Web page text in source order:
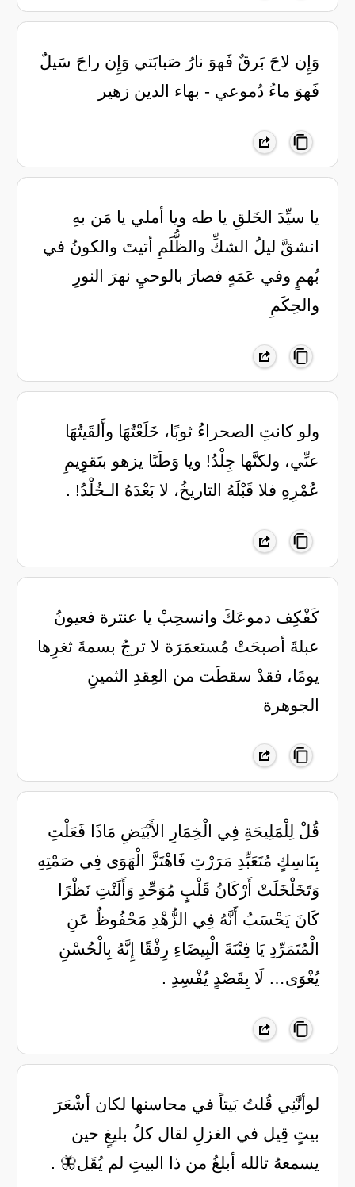
وَإِن لاحَ بَرقٌ فَهوَ نارُ صَبابَتي وَإِن راحَ سَيلٌ
فَهوَ ماءُ دُموعي - بهاء الدين زهير
يا سيِّدَ الخَلقِ يا طه ويا أملي يا مَن بهِ
انشقَّ ليلُ الشكِّ والظُّلَمِ أتيتَ والكونُ في
بُهمٍ وفي عَمَهٍ فصارَ بالوحيِ نهرَ النورِ
والحِكَمِ
ولو كانتِ الصحراءُ ثوبًا، خَلَعْتُهَا ‏وأَلقَيتُهَا
عنِّي، ولكنَّها جِلْدُ! ‏ويا وَطَنًا يزهو بتَقوِيمِ
عُمْرِهِ ‏فلا قَبْلَهُ التاريخُ، لا بَعْدَهُ الـخُلْدُ! .
‏كَفْكِف دموعَكَ وانسحِبْ يا عنترة ‏فعيونُ
عبلةَ أصبحَتْ مُستعمَرَة ‏لا ترجُ بسمةَ ثغرِها
يومًا، فقدْ ‏سقطَت من العِقدِ الثمينِ
الجوهرة
قُلْ لِلْمَلِيحَةِ فِي الْخِمَارِ الأَبْيَضِ مَاذَا فَعَلْتِ
بِنَاسِكٍ مُتَعَبِّدِ مَرَرْتِ فَاهْتَزَّ الْهَوَى فِي صَمْتِهِ
وَتَخَلْخَلَتْ أَرْكَانُ قَلْبٍ مُوَحِّدِ وَأَلَنْتِ نَظْرًا
كَانَ يَحْسَبُ أَنَّهُ فِي الزُّهْدِ مَحْفُوظٌ عَنِ
الْمُتَمَرِّدِ يَا فِتْنَةَ الْبِيضَاءِ رِفْقًا إِنَّهُ بِالْحُسْنِ
يُغْوَى… لَا بِقَصْدٍ يُفْسِدِ .
لوأنَّنِي قُلتُ بَيتاً في محاسنها لكان أشْعَرَ
بيتٍ قِيل في الغزلِ لقال كلُ بليغٍ حين
يسمعهُ تالله أبلغُ من ذا البيتِ لم يُقَل🦋 .